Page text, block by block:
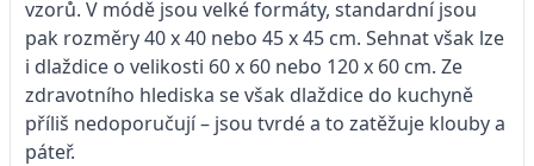
vzorů. V módě jsou velké formáty, standardní jsou
pak rozměry 40 x 40 nebo 45 x 45 cm. Sehnat však lze
i dlaždice o velikosti 60 x 60 nebo 120 x 60 cm. Ze
zdravotního hlediska se však dlaždice do kuchyně
příliš nedoporučují – jsou tvrdé a to zatěžuje klouby a
páteř.